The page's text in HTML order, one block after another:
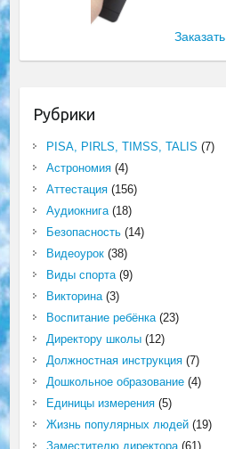
Заказать
Рубрики
PISA, PIRLS, TIMSS, TALIS (7)
Астрономия(4)
Аттестация(156)
Аудиокнига(18)
Безопасность(14)
Видеоурок(38)
Виды спорта(9)
Викторина(3)
Воспитание ребёнка(23)
Директору школы(12)
Должностная инструкция(7)
Дошкольное образование(4)
Единицы измерения(5)
Жизнь популярных людей(19)
Заместителю директора(61)